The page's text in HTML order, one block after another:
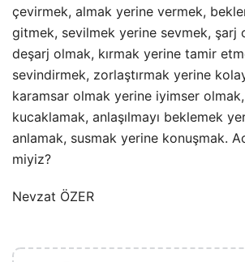
çevirmek, almak yerine vermek,
gitmek, sevilmek yerine sevmek, şarj
deşarj olmak, kırmak yerine tamir
sevindirmek, zorlaştırmak yerine
karamsar olmak yerine iyimser
kucaklamak, anlaşılmayı beklemek
anlamak, susmak yerine konuşmak.
miyiz?
Nevzat ÖZER